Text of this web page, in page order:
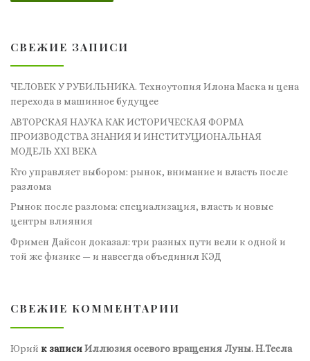
СВЕЖИЕ ЗАПИСИ
ЧЕЛОВЕК У РУБИЛЬНИКА. Техноутопия Илона Маска и цена
перехода в машинное будущее
АВТОРСКАЯ НАУКА КАК ИСТОРИЧЕСКАЯ ФОРМА
ПРОИЗВОДСТВА ЗНАНИЯ И ИНСТИТУЦИОНАЛЬНАЯ
МОДЕЛЬ XXI ВЕКА
Кто управляет выбором: рынок, внимание и власть после
разлома
Рынок после разлома: специализация, власть и новые
центры влияния
Фримен Дайсон доказал: три разных пути вели к одной и
той же физике — и навсегда объединил КЭД
СВЕЖИЕ КОММЕНТАРИИ
Юрий к записиИллюзия осевого вращения Луны. Н.Тесла